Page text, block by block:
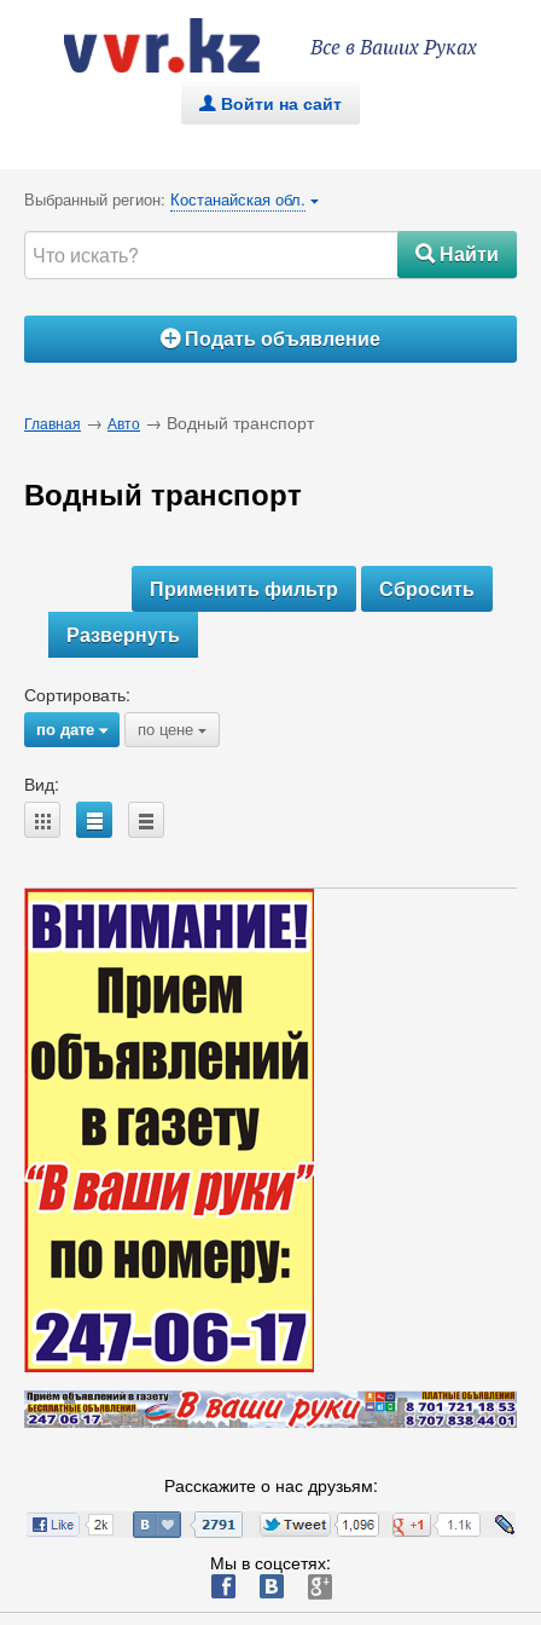
Все в Ваших Руках
. Войти на сайт
Выбранный регион: Костанайская обл. {
#Найти
ÁПодать объявление
Главная → Авто → Водный транспорт
Водный транспорт
Развернуть
Сортировать:
по дате{ по цене {
Вид:
A B C
Расскажите о нас друзьям:
Мы в соцсетях:
ä æ è